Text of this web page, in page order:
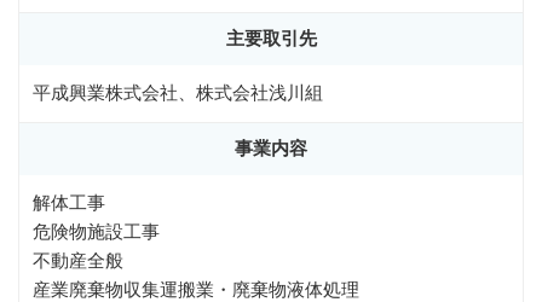
主要取引先
平成興業株式会社、株式会社浅川組
事業内容
解体工事
危険物施設工事
不動産全般
産業廃棄物収集運搬業・廃棄物液体処理